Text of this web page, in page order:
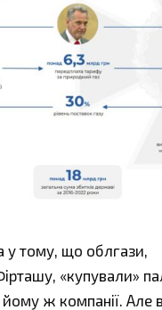
у тому, що облгази,
«купували»
йому ж компанії. Але